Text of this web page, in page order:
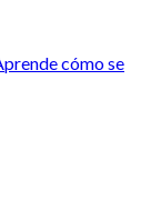
cómo se